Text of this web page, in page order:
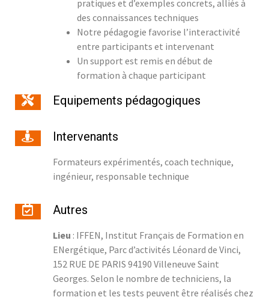
pratiques et d’exemples concrets, alliés à
des connaissances techniques
Notre pédagogie favorise l’interactivité
entre participants et intervenant
Un support est remis en début de
formation à chaque participant
Equipements pédagogiques
Intervenants
Formateurs expérimentés, coach technique,
ingénieur, responsable technique
Autres
Lieu : IFFEN, Institut Français de Formation en
ENergétique, Parc d’activités Léonard de Vinci,
152 RUE DE PARIS 94190 Villeneuve Saint
Georges. Selon le nombre de techniciens, la
formation et les tests peuvent être réalisés chez